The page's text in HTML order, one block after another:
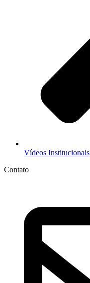
Vídeos Institucionais
Contato